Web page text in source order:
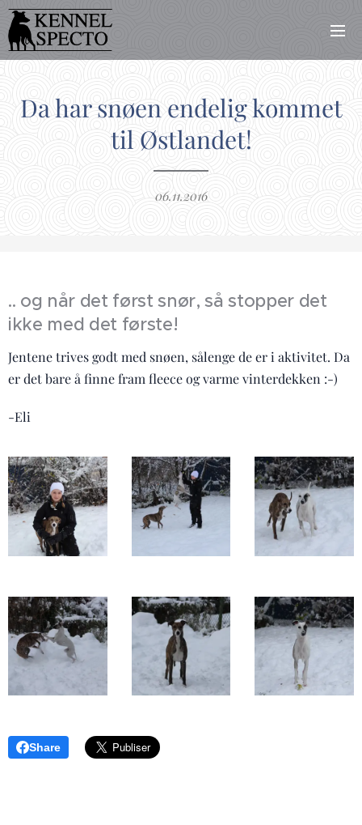
Da har snøen endelig kommet
til Østlandet!
06.11.2016
.. og når det først snør, så stopper det
ikke med det første!
Jentene trives godt med snøen, sålenge de er i aktivitet. Da
er det bare å finne fram fleece og varme vinterdekken :-)
-Eli
Share